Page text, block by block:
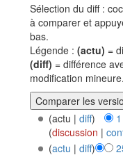
Sélection du diff :
à comparer et
bas.
Légende : (actu) =
(diff) = différence
modification mineure.
(actu | diff)
(discussion |
(actu | diff)